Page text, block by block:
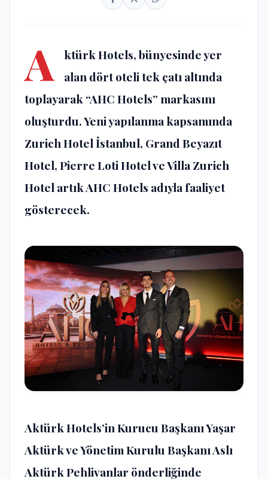
A
ktürk Hotels, bünyesinde yer
alan dört oteli tek çatı altında
toplayarak “AHC Hotels” markasını
oluşturdu. Yeni yapılanma kapsamında
Zurich Hotel İstanbul, Grand Beyazıt
Hotel, Pierre Loti Hotel ve Villa Zurich
Hotel artık AHC Hotels adıyla faaliyet
gösterecek.
Aktürk Hotels’in Kurucu Başkanı Yaşar
Aktürk ve Yönetim Kurulu Başkanı Aslı
Aktürk Pehlivanlar önderliğinde